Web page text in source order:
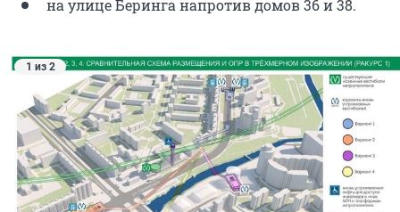
на улице Беринга напротив домов 36 и 38.
1 из 2